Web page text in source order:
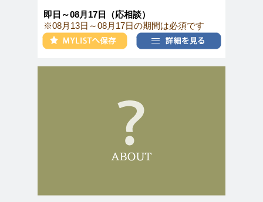
即日～08月17日（応相談）
※08月13日～08月17日の期間は必須です